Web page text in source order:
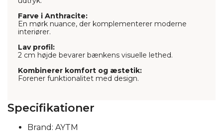
Farve i Anthracite:
En mørk nuance, der komplementerer moderne
interiører.
Lav profil:
2 cm højde bevarer bænkens visuelle lethed.
Kombinerer komfort og æstetik:
Forener funktionalitet med design.
Specifikationer
Brand: AYTM